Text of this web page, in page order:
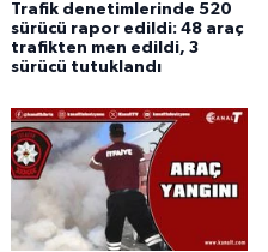
Trafik denetimlerinde 520
sürücü rapor edildi: 48 araç
trafikten men edildi, 3
sürücü tutuklandı